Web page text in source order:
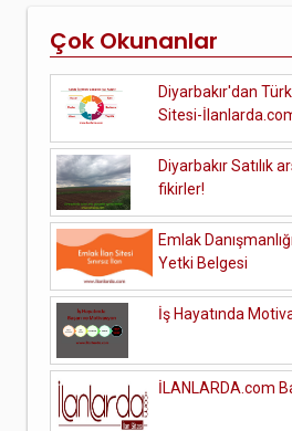
Çok Okunanlar
Diyarbakır'dan
Sitesi-
Diyarbakır Satılık
fikirler!
Emlak
Yetki Belgesi
İş Hayatında
İLANLARDA.com